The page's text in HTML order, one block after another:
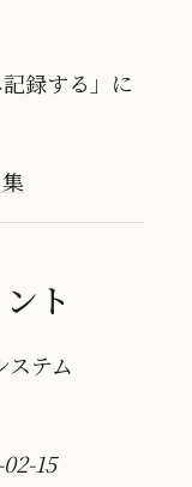
録する」に
ト
テム
15